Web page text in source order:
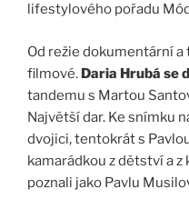
lifestylového pořadu
Od režie dokumentární
filmové. Daria Hrubá se
tandemu s Martou
Najvětší dar. Ke snímku
dvojici, tentokrát s
kamarádkou z dětství a z
poznali jako Pavlu